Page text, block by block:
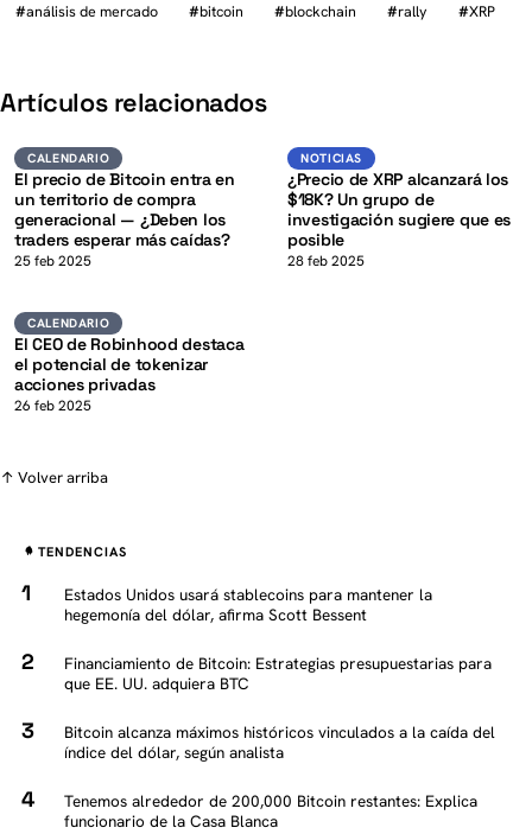
#análisis de mercado #bitcoin #blockchain #rally #XRP
Artículos relacionados
CALENDARIO BTC K
CALENDARIO
El precio de Bitcoin entra en
un territorio de compra
generacional — ¿Deben los
traders esperar más caídas?
25 feb 2025
NOTICIAS
NOTICIAS
¿Precio de XRP alcanzará los
$18K? Un grupo de
investigación sugiere que es
posible
28 feb 2025
Calendario K
CALENDARIO
El CEO de Robinhood destaca
el potencial de tokenizar
acciones privadas
26 feb 2025
↑ Volver arriba
TENDENCIAS
Estados Unidos usará stablecoins para mantener la
hegemonía del dólar, afirma Scott Bessent
Financiamiento de Bitcoin: Estrategias presupuestarias para
que EE. UU. adquiera BTC
Bitcoin alcanza máximos históricos vinculados a la caída del
índice del dólar, según analista
Tenemos alrededor de 200,000 Bitcoin restantes: Explica
funcionario de la Casa Blanca